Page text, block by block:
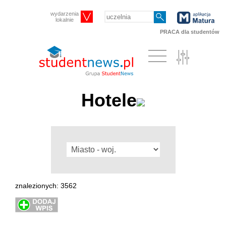
wydarzenia
lokalnie
PRACA dla studentów
Hotele
znalezionych: 3562